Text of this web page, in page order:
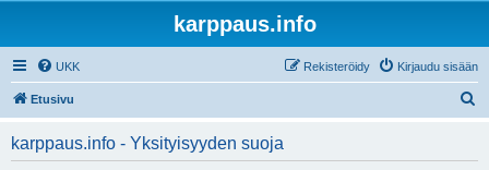
karppaus.info
UKK Kirjaudu sisään
Rekisteröidy
Etusivu
karppaus.info - Yksityisyyden suoja